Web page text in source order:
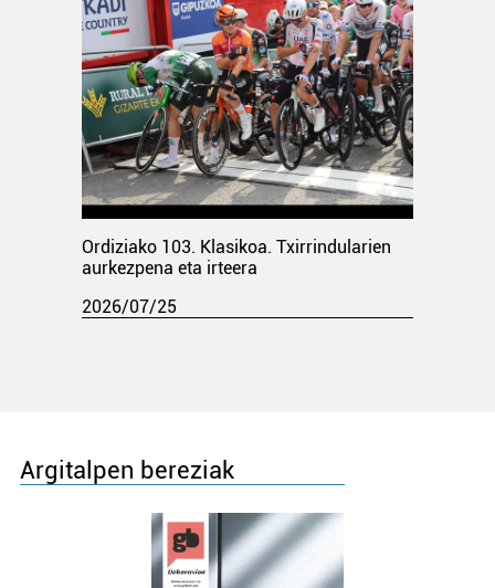
Ordiziako 103. Klasikoa. Txirrindularien
aurkezpena eta irteera
2026/07/25
Argitalpen bereziak